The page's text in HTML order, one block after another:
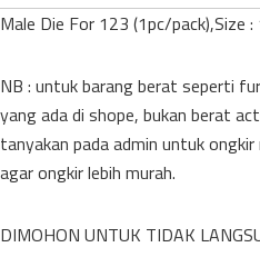
Male Die For 123 (1pc/pack),Size
NB : untuk barang berat seperti
yang ada di shope, bukan berat
tanyakan pada admin untuk
agar ongkir lebih murah.
DIMOHON UNTUK TIDAK